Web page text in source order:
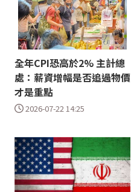
全年CPI恐高於2% 主計總
處：薪資增幅是否追過物價
才是重點
2026-07-22 14:25